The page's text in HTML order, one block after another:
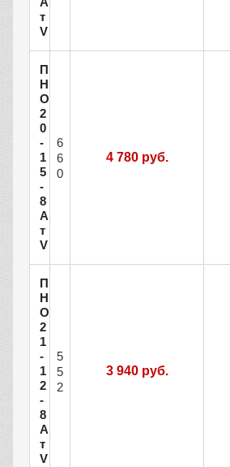
т
V
П
Н
О
2
0
-
1
5
-
8
А
т
V
6
6
0
4 780 руб.
П
Н
О
2
1
-
1
2
-
8
А
т
V
5
5
2
3 940 руб.